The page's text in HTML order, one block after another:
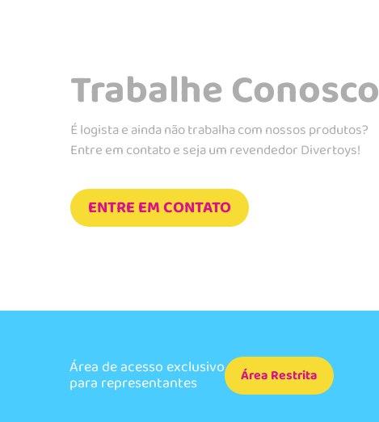
Trabalhe Conosco
É logista e ainda não trabalha com nossos produtos?
Entre em contato e seja um revendedor Divertoys!
ENTRE EM CONTATO
Área de acesso exclusivo
para representantes Área Restrita